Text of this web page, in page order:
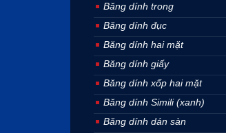
Băng dính trong
Băng dính đục
Băng dính hai mặt
Băng dính giấy
Băng dính xốp hai mặt
Băng dính Simili (xanh)
Băng dính dán sàn